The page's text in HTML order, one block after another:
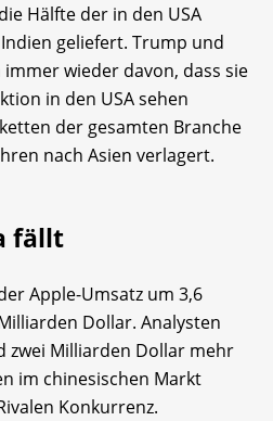
Hälfte der in den USA
geliefert. Trump und
wieder davon, dass sie
in den USA sehen
der gesamten Branche
nach Asien verlagert.
fällt
Apple-Umsatz um 3,6
Dollar. Analysten
zwei Milliarden Dollar mehr
im chinesischen Markt
Konkurrenz.